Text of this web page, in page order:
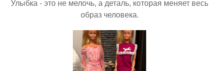
Улыбка - это не мелочь, а деталь, которая меняет весь
образ человека.